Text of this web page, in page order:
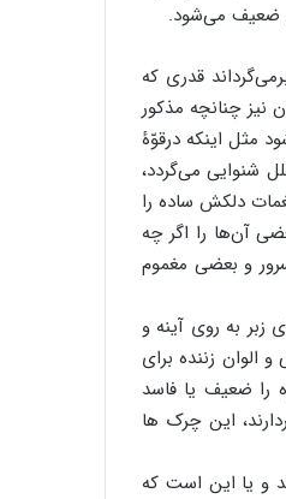
ضعیف می‌شود.
قدری که
چنانچه مذکور
مثل اینکه درقوّۀ
شنوایی می‌گردد،
دلکش ساده را
آن‌ها را اگر چه
و بعضی مغموم
زبر به روی آینه و
الوان زننده برای
را ضعیف یا فاسد
این چرک ها
و یا این است که